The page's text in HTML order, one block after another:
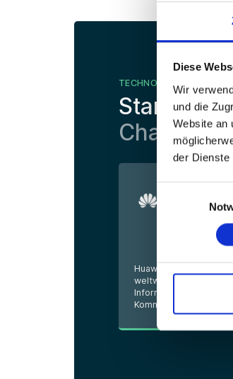
Diese
Wir
und die
Website an
der Dienste
TECHNOLOGIEPARTNER
Starke IT
Channel-
Huawei Enterprise ist
weltweit führender
Informations- und
Mehr erfahren